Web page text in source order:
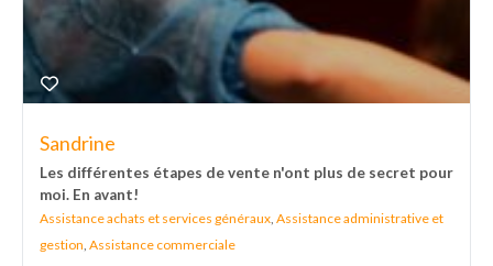
Sandrine
Les différentes étapes de vente n'ont plus de secret pour
moi. En avant!
Assistance achats et services généraux, Assistance administrative et
gestion, Assistance commerciale